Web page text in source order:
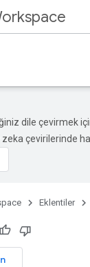
dile çevirmek
çevirilerinde
Eklentiler